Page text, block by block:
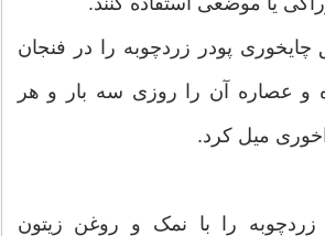
پودر زردچوبه را در فنجان
عصاره آن را روزی سه بار و هر
میل کرد.
را با نمک و روغن زیتون